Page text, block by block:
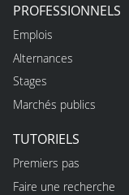
PROFESSIONNELS
Emplois
Alternances
Stages
Marchés publics
TUTORIELS
Premiers pas
Faire une recherche